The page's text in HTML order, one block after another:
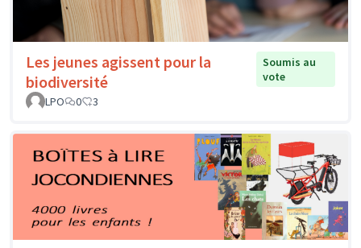
Les jeunes agissent pour la
biodiversité
Soumis au
vote
LPO
0 3